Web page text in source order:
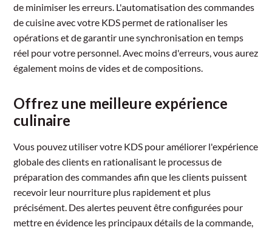
de minimiser les erreurs. L'automatisation des commandes
de cuisine avec votre KDS permet de rationaliser les
opérations et de garantir une synchronisation en temps
réel pour votre personnel. Avec moins d'erreurs, vous aurez
également moins de vides et de compositions.
Offrez une meilleure expérience
culinaire
Vous pouvez utiliser votre KDS pour améliorer l'expérience
globale des clients en rationalisant le processus de
préparation des commandes afin que les clients puissent
recevoir leur nourriture plus rapidement et plus
précisément. Des alertes peuvent être configurées pour
mettre en évidence les principaux détails de la commande,